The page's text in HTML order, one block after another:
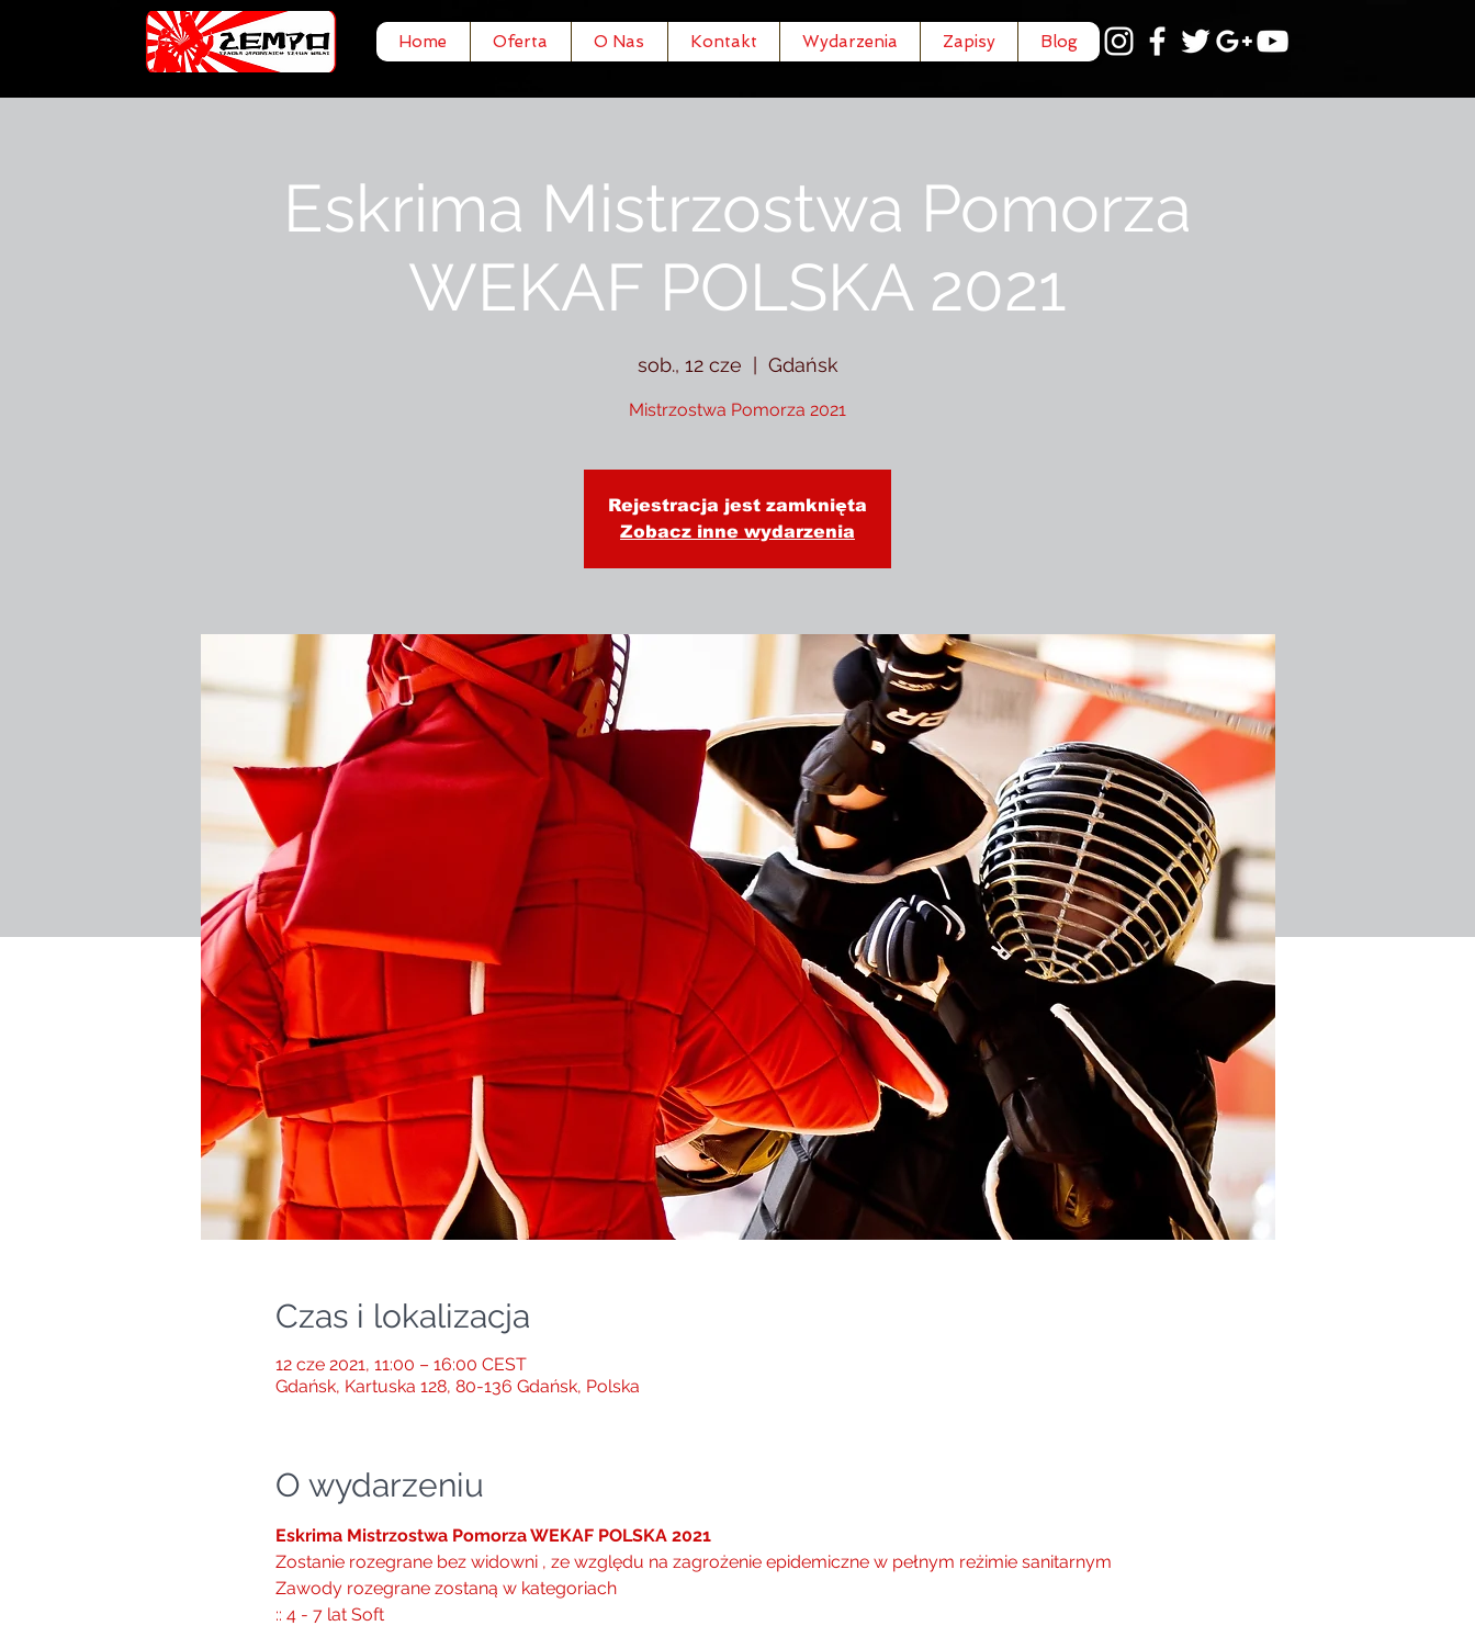
Home Oferta O Nas Kontakt Wydarzenia Zapisy Blog
Eskrima Mistrzostwa Pomorza
WEKAF POLSKA 2021
sob., 12 cze Gdańsk
Mistrzostwa Pomorza 2021
Rejestracja jest zamknięta
Zobacz inne wydarzenia
Czas i lokalizacja
12 cze 2021, 11:00 – 16:00 CEST
Gdańsk, Kartuska 128, 80-136 Gdańsk, Polska
O wydarzeniu
Eskrima Mistrzostwa Pomorza WEKAF POLSKA 2021
Zostanie rozegrane bez widowni , ze względu na zagrożenie epidemiczne w pełnym reżimie sanitarnym
Zawody rozegrane zostaną w kategoriach
:: 4 - 7 lat Soft